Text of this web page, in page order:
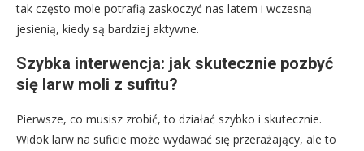
tak często mole potrafią zaskoczyć nas latem i wczesną
jesienią, kiedy są bardziej aktywne.
Szybka interwencja: jak skutecznie pozbyć
się larw moli z sufitu?
Pierwsze, co musisz zrobić, to działać szybko i skutecznie.
Widok larw na suficie może wydawać się przerażający, ale to